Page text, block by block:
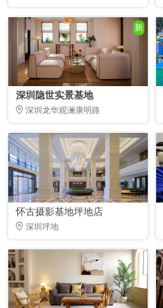
新
深圳隐世实景基地
深圳龙华观澜康明路
怀古摄影基地坪地店
深圳坪地